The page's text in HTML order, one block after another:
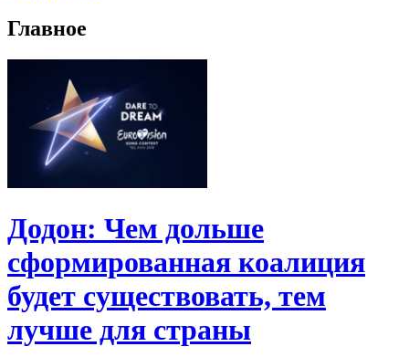
Главное
Додон: Чем дольше
сформированная коалиция
будет существовать, тем
лучше для страны